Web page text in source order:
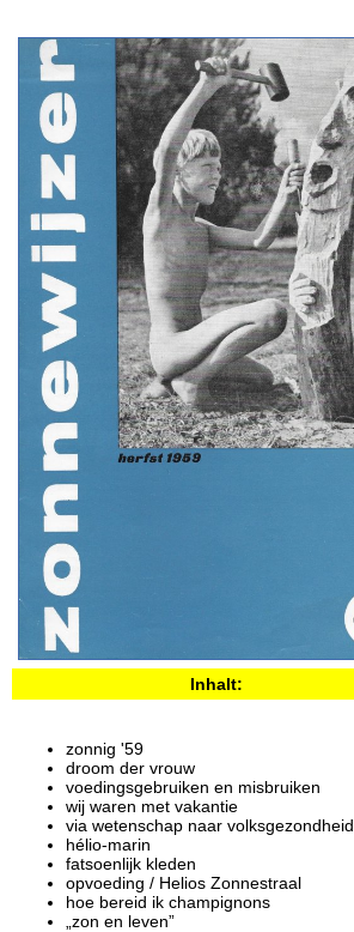
Inhalt:
zonnig '59
droom der vrouw
voedingsgebruiken en misbruiken
wij waren met vakantie
via wetenschap naar volksgezondheid
hélio-marin
fatsoenlijk kleden
opvoeding / Helios Zonnestraal
hoe bereid ik champignons
„zon en leven”